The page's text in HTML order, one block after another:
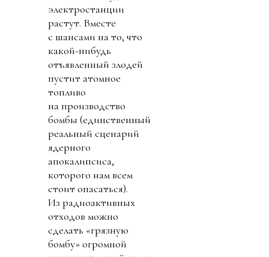
электростанции
растут. Вместе
с шансами на то, что
какой-нибудь
отъявленный злодей
пустит атомное
топливо
на производство
бомбы (единственный
реальный сценарий
ядерного
апокалипсиса,
которого нам всем
стоит опасаться).
Из радиоактивных
отходов можно
сделать «грязную
бомбу» огромной